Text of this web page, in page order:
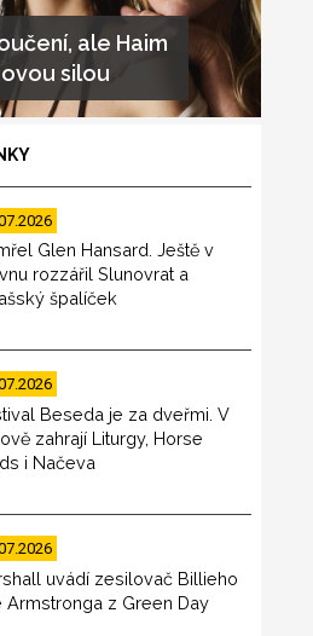
ale Haim
silou
Glen Hansard. Ještě v
rozzářil Slunovrat a
špalíček
Beseda je za dveřmi. V
zahrají Liturgy, Horse
i Načeva
uvádí zesilovač Billieho
Armstronga z Green Day